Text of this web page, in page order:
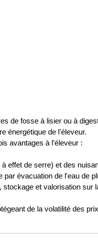
de fosse à lisier ou à
énergétique de l'éleveur.
avantages à l’éleveur :
effet de serre) et des
évacuation de l'eau de
et valorisation sur
de la volatilité des